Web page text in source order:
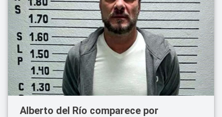
Alberto del Río comparece por